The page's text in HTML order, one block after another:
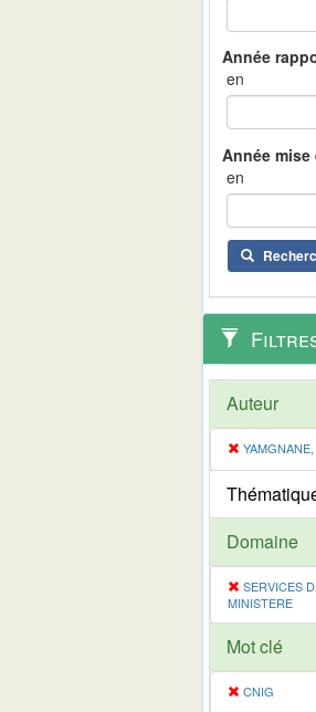
en
en
Auteur
Domaine
SERVICES
MINISTERE
Mot clé
CNIG